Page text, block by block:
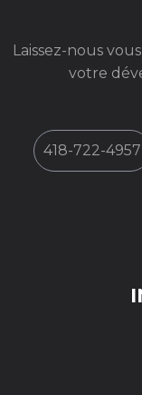
Laissez-nous
votre
418-722-4957